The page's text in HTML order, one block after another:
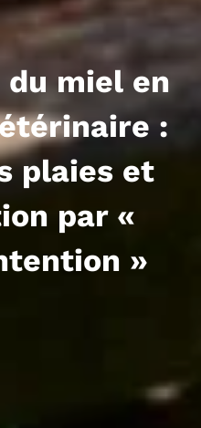
miel en
:
plaies et
par «
»